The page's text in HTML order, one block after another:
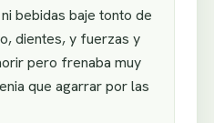
bebidas baje tonto de
dientes, y fuerzas y
pero frenaba muy
que agarrar por las